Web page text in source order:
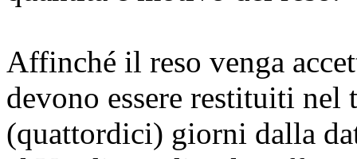
Affinché il reso venga
devono essere restituiti
(quattordici) giorni dalla